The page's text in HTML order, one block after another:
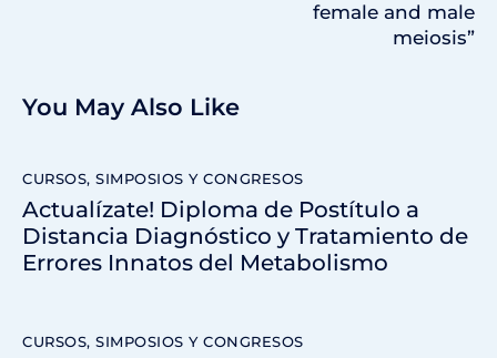
female and male
meiosis”
You May Also Like
CURSOS, SIMPOSIOS Y CONGRESOS
Actualízate! Diploma de Postítulo a
Distancia Diagnóstico y Tratamiento de
Errores Innatos del Metabolismo
CURSOS, SIMPOSIOS Y CONGRESOS